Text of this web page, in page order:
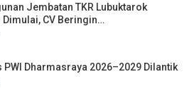
Jembatan TKR Lubuktarok
CV Beringin…
PWI Dharmasraya 2026–2029 Dilantik